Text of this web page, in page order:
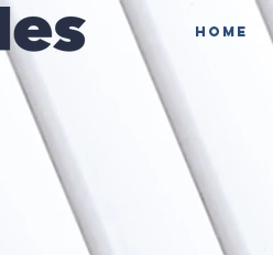
Home